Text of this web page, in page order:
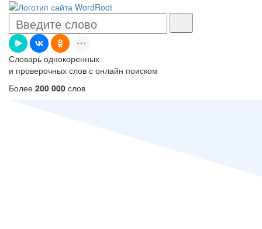
Словарь однокоренных
и проверочных слов с онлайн поиском
Более 200 000 слов